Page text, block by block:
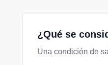
¿Qué se
Una condición de